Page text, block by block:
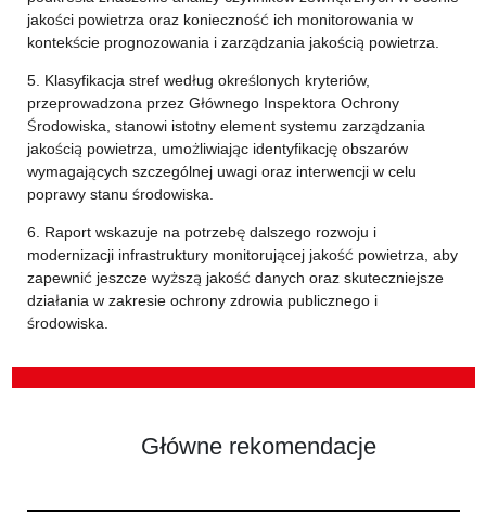
jakości powietrza oraz konieczność ich monitorowania w
kontekście prognozowania i zarządzania jakością powietrza.
5. Klasyfikacja stref według określonych kryteriów,
przeprowadzona przez Głównego Inspektora Ochrony
Środowiska, stanowi istotny element systemu zarządzania
jakością powietrza, umożliwiając identyfikację obszarów
wymagających szczególnej uwagi oraz interwencji w celu
poprawy stanu środowiska.
6. Raport wskazuje na potrzebę dalszego rozwoju i
modernizacji infrastruktury monitorującej jakość powietrza, aby
zapewnić jeszcze wyższą jakość danych oraz skuteczniejsze
działania w zakresie ochrony zdrowia publicznego i
środowiska.
Główne rekomendacje